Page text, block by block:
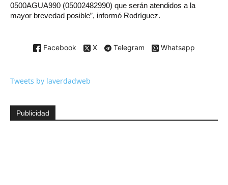
0500AGUA990 (05002482990) que serán atendidos a la
mayor brevedad posible”, informó Rodríguez.
Facebook X Telegram Whatsapp
Tweets by laverdadweb
Publicidad